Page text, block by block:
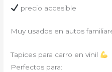
precio accesible
Muy usados en autos
Tapices para carro en vinil
Perfectos para: